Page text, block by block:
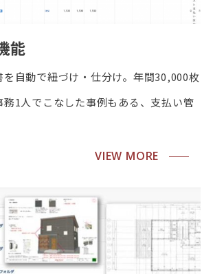
能
自動で紐づけ・仕分け。年間30,000枚
務1人でこなした事例もある、支払い管
VIEW MORE